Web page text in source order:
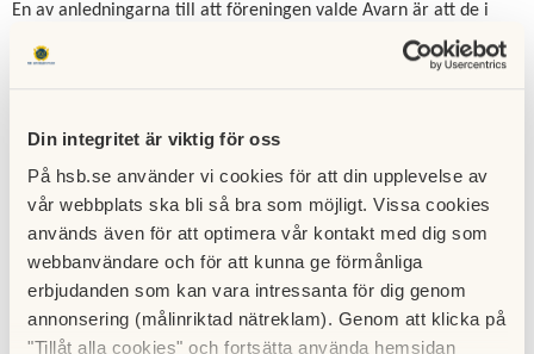
Din integritet är viktig för oss
På hsb.se använder vi cookies för att din upplevelse av
vår webbplats ska bli så bra som möjligt. Vissa cookies
används även för att optimera vår kontakt med dig som
webbanvändare och för att kunna ge förmånliga
erbjudanden som kan vara intressanta för dig genom
annonsering (målinriktad nätreklam). Genom att klicka på
"Tillåt alla cookies" och fortsätta använda hemsidan
En av anledningarna till att föreningen valde Avarn är att de i
samband med parkeringskontrollerna genomför rondering av
området för att upprätthålla trygghet och säkerhet. Föreningen
störningsjour som medlemmar kan ringa vid behov och denna
Avarn använder sig av systemet ePark. Du som boende kommer
kunna ansöka om boendeparkeringstillstånd samt betala
parkeringsavgiften via eParks hemsida, app eller genom att
skicka ett sms. Nya skyltar med information om hur du betalar
kommer att sättas upp vid boendeparkeringsplatserna.